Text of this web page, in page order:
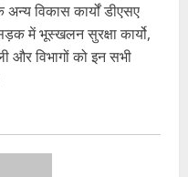
विकास कार्यों डीएसए
में भूस्खलन सुरक्षा कार्यो,
और विभागों को इन सभी